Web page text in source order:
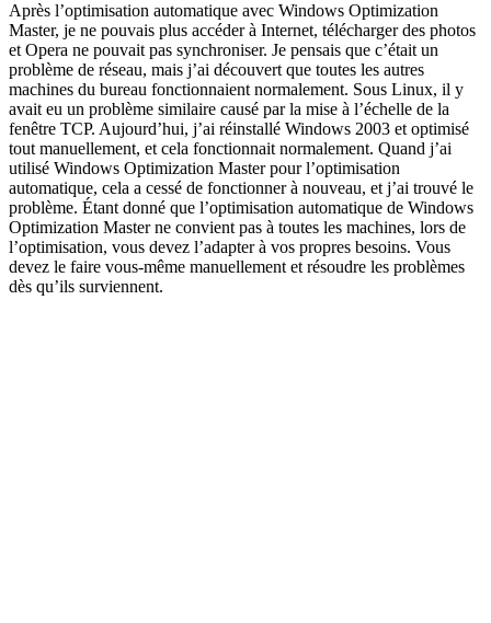
Après l’optimisation automatique avec Windows Optimization
Master, je ne pouvais plus accéder à Internet, télécharger des photos
et Opera ne pouvait pas synchroniser. Je pensais que c’était un
problème de réseau, mais j’ai découvert que toutes les autres
machines du bureau fonctionnaient normalement. Sous Linux, il y
avait eu un problème similaire causé par la mise à l’échelle de la
fenêtre TCP. Aujourd’hui, j’ai réinstallé Windows 2003 et optimisé
tout manuellement, et cela fonctionnait normalement. Quand j’ai
utilisé Windows Optimization Master pour l’optimisation
automatique, cela a cessé de fonctionner à nouveau, et j’ai trouvé le
problème. Étant donné que l’optimisation automatique de Windows
Optimization Master ne convient pas à toutes les machines, lors de
l’optimisation, vous devez l’adapter à vos propres besoins. Vous
devez le faire vous-même manuellement et résoudre les problèmes
dès qu’ils surviennent.